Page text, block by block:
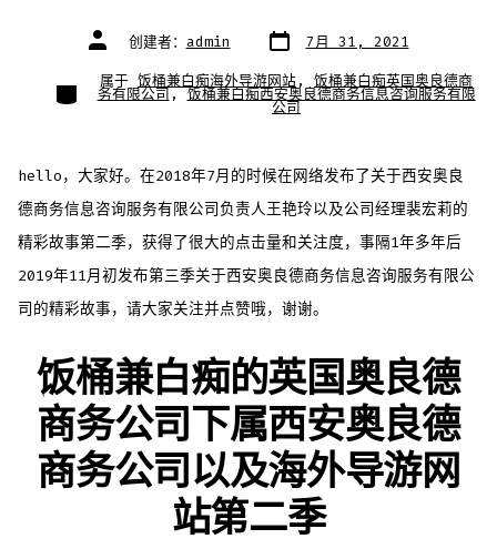
文
章
者
创建者： admin 文
章
期
7月 31, 2021
类
别
属于 饭桶兼白痴海外导游网站, 饭桶兼白痴英国奥良德商
务有限公司,饭桶兼白痴西安奥良德商务信息咨询服务有限
公司
hello，大家好。在2018年7月的时候在网络发布了关于西安奥良
德商务信息咨询服务有限公司负责人王艳玲以及公司经理裴宏莉的
精彩故事第二季，获得了很大的点击量和关注度，事隔1年多年后
2019年11月初发布第三季关于西安奥良德商务信息咨询服务有限公
司的精彩故事，请大家关注并点赞哦，谢谢。
饭桶兼白痴的英国奥良德
商务公司下属西安奥良德
商务公司以及海外导游网
站第二季